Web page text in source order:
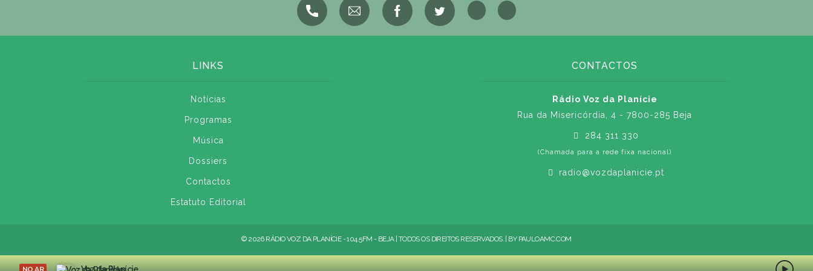
LINKS
Notícias
Programas
Música
Dossiers
Contactos
Estatuto Editorial
CONTACTOS
Rádio Voz da Planície
Rua da Misericórdia, 4 - 7800-285 Beja
284 311 330
(Chamada para a rede fixa nacional)
radio@vozdaplanicie.pt
© 2026 RÁDIO VOZ DA PLANÍCIE - 104.5FM - BEJA | TODOS OS DIREITOS RESERVADOS. | BY PAULOAMC.COM
NO AR